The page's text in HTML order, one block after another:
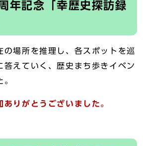
年記念「幸歴史探訪録
の場所を推理し、各スポットを巡
答えていく、歴史まち歩きイベン
ありがとうございました。